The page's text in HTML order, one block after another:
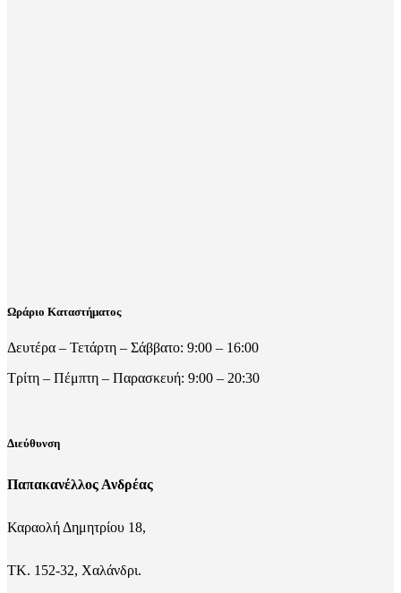
Ωράριο Καταστήματος
Δευτέρα – Τετάρτη – Σάββατο: 9:00 – 16:00
Τρίτη – Πέμπτη – Παρασκευή: 9:00 – 20:30
Διεύθυνση
Παπακανέλλος Ανδρέας
Καραολή Δημητρίου 18,
ΤΚ. 152-32, Χαλάνδρι.